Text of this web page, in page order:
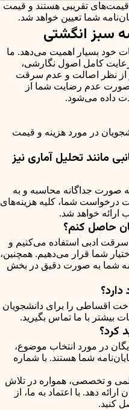
تقریبی هستند و قیمت
شما تعیین خواهد شد.
سبز انگشتی
خود بسیار اهمیت می‌دهد. ما
کامل اصول نگارشی،
از نظر اصالت و عدم سرقت
صورت عدم رضایت شما از
داده می‌شود.
در مورد هزینه و قیمت
مانند تحلیل آماری نیز
صورت جداگانه محاسبه و به
درخواست شما، کلیه هزینه‌های
ارائه خواهد شد.
حاصل کنم؟
ادبی استفاده می‌کنیم و
شما قرار می‌دهیم. همچنین،
شما به صورت دقیق در بخش
اقساطی را برای دانشجویان
با ما تماس بگیرید.
کرد؟
در مورد انتخاب موضوع،
شما هستند. با شماره
و تخصصی، همواره در تلاش
دهد. با اعتماد به ما، از
کنید.